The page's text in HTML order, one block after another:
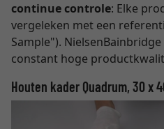
continue controle: Elke
vergeleken met een
Sample").
constant hoge
Houten kader Quadrum, 30 x